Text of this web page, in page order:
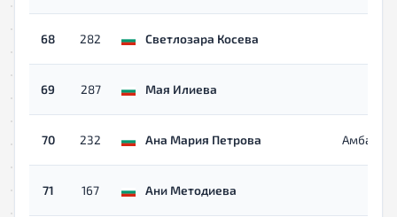
68 282 Светлозара Косева
69 287 Мая Илиева
70 232 Ана Мария Петрова
71 167 Ани Методиева